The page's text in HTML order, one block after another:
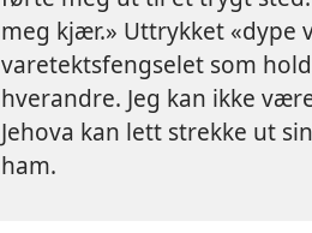
meg kjær.» Uttrykket «dype
varetektsfengselet som
hverandre. Jeg kan ikke
Jehova kan lett strekke ut
ham.